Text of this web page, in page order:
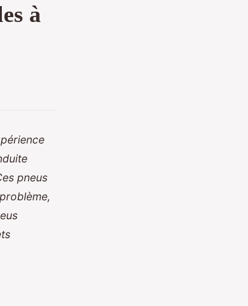
à
pneus